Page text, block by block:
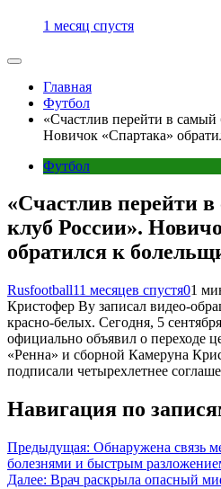
1 месяц спустя
Главная
Футбол
«Счастлив перейти в
Новичок «Спартака»
Футбол
«Счастлив перейти
клуб России».
обратился к
Rusfootball11 месяцев спустя01
Кристофер Ву записал видео-
красно-белых. Сегодня, 5
официально объявил о переходе
«Ренна» и сборной Камеруна
подписали четырехлетнее
Навигация по
Предыдущая: Обнаружена связь
болезнями и быстрым
Далее: Врач раскрыла опасный